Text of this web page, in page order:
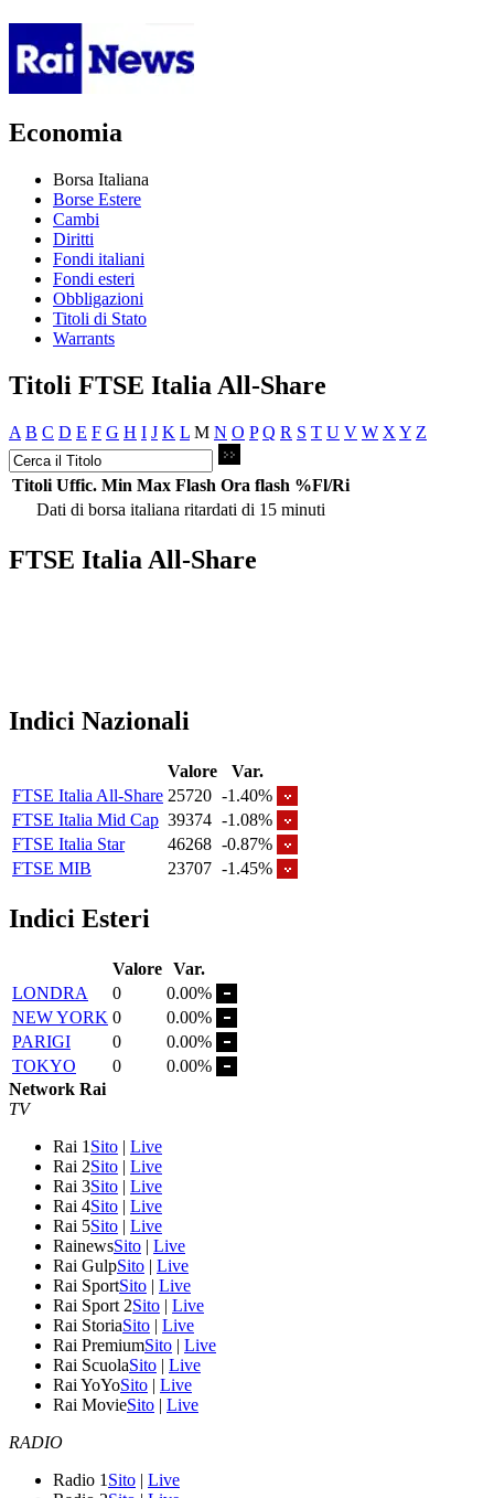
Economia
Borsa Italiana
Borse Estere
Cambi
Diritti
Fondi italiani
Fondi esteri
Obbligazioni
Titoli di Stato
Warrants
Titoli FTSE Italia All-Share
A B C D E F G H I J K L M N O P Q R S T U V W X Y Z
Titoli Uffic. Min Max Flash Ora flash %Fl/Ri
Dati di borsa italiana ritardati di 15 minuti
FTSE Italia All-Share
Indici Nazionali
Valore
Var.
FTSE Italia All-Share 25720 -1.40%
FTSE Italia Mid Cap 39374 -1.08%
FTSE Italia Star
46268 -0.87%
FTSE MIB
23707 -1.45%
Indici Esteri
Valore Var.
LONDRA
0
0.00%
NEW YORK 0
0.00%
PARIGI
0
0.00%
TOKYO
0
0.00%
Network Rai
TV
Rai 1 Sito | Live
Rai 2Sito | Live
Rai 3Sito | Live
Rai 4Sito | Live
Rai 5Sito | Live
RainewsSito | Live
Rai GulpSito | Live
Rai SportSito | Live
Rai Sport 2Sito | Live
Rai StoriaSito | Live
Rai PremiumSito | Live
Rai ScuolaSito | Live
Rai YoYoSito | Live
Rai MovieSito | Live
RADIO
Radio 1 Sito | Live